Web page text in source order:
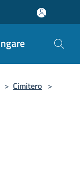
> Cimitero >